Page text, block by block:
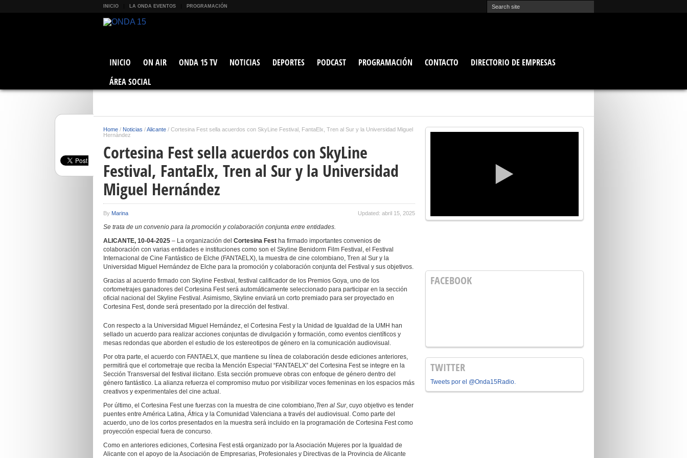
INICIO LA ONDA EVENTOS PROGRAMACIÓN
INICIO ON AIR ONDA 15 TV NOTICIAS DEPORTES PODCAST PROGRAMACIÓN CONTACTO
DIRECTORIO DE EMPRESAS
ÁREA SOCIAL
Home / Noticias /Alicante / Cortesina Fest sella acuerdos con SkyLine Festival, FantaElx, Tren al Sur y la Universidad Miguel
Hernández
Cortesina Fest sella acuerdos con SkyLine
Festival, FantaElx, Tren al Sur y la Universidad
Miguel Hernández
By Marina Updated: abril 15, 2025
Se trata de un convenio para la promoción y colaboración conjunta entre entidades.
ALICANTE, 10-04-2025 – La organización del Cortesina Fest ha firmado importantes convenios de
colaboración con varias entidades e instituciones como son el Skyline Benidorm Film Festival, el Festival
Internacional de Cine Fantástico de Elche (FANTAELX), la muestra de cine colombiano, Tren al Sur y la
Universidad Miguel Hernández de Elche para la promoción y colaboración conjunta del Festival y sus objetivos.
Gracias al acuerdo firmado con Skyline Festival, festival calificador de los Premios Goya, uno de los
cortometrajes ganadores del Cortesina Fest será automáticamente seleccionado para participar en la sección
oficial nacional del Skyline Festival. Asimismo, Skyline enviará un corto premiado para ser proyectado en
Cortesina Fest, donde será presentado por la dirección del festival.
Con respecto a la Universidad Miguel Hernández, el Cortesina Fest y la Unidad de Igualdad de la UMH han
sellado un acuerdo para realizar acciones conjuntas de divulgación y formación, como eventos científicos y
mesas redondas que aborden el estudio de los estereotipos de género en la comunicación audiovisual.
Por otra parte, el acuerdo con FANTAELX, que mantiene su línea de colaboración desde ediciones anteriores,
permitirá que el cortometraje que reciba la Mención Especial “FANTAELX” del Cortesina Fest se integre en la
Sección Transversal del festival ilicitano. Esta sección promueve obras con enfoque de género dentro del
género fantástico. La alianza refuerza el compromiso mutuo por visibilizar voces femeninas en los espacios más
creativos y experimentales del cine actual.
Por último, el Cortesina Fest une fuerzas con la muestra de cine colombiano,Tren al Sur, cuyo objetivo es tender
puentes entre América Latina, África y la Comunidad Valenciana a través del audiovisual. Como parte del
acuerdo, uno de los cortos presentados en la muestra será incluido en la programación de Cortesina Fest como
proyección especial fuera de concurso.
Como en anteriores ediciones, Cortesina Fest está organizado por la Asociación Mujeres por la Igualdad de
Alicante con el apoyo de la Asociación de Empresarias, Profesionales y Directivas de la Provincia de Alicante
FACEBOOK
TWITTER
Tweets por el @Onda15Radio.